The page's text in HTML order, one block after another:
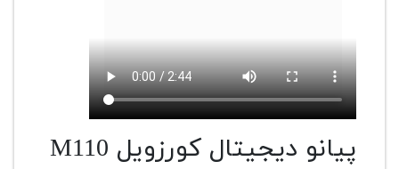
افزودن
محصول
دست
پیانو دیجیتال کورزویل M110